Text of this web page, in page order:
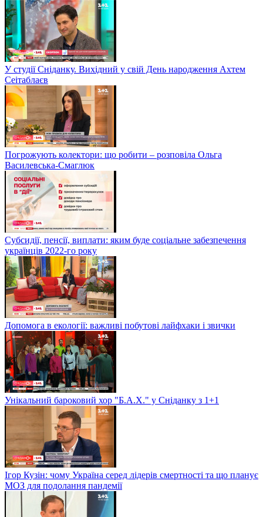
У студії Сніданку. Вихідний у свій День народження Ахтем
Сеітаблаєв
Погрожують колектори: що робити – розповіла Ольга
Василевська-Смаглюк
Субсидії, пенсії, виплати: яким буде соціальне забезпечення
українців 2022-го року
Допомога в екології: важливі побутові лайфхаки і звички
Унікальний бароковий хор "Б.А.Х." у Сніданку з 1+1
Ігор Кузін: чому Україна серед лідерів смертності та що планує
МОЗ для подолання пандемії